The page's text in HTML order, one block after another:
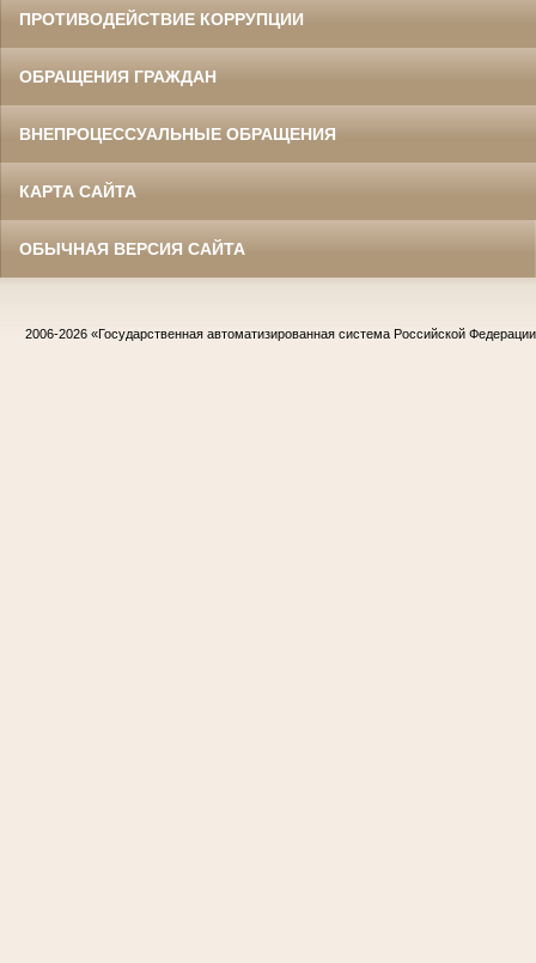
ПРОТИВОДЕЙСТВИЕ КОРРУПЦИИ
ОБРАЩЕНИЯ ГРАЖДАН
ВНЕПРОЦЕССУАЛЬНЫЕ ОБРАЩЕНИЯ
КАРТА САЙТА
ОБЫЧНАЯ ВЕРСИЯ САЙТА
2006-2026 «Государственная автоматизированная система Российской